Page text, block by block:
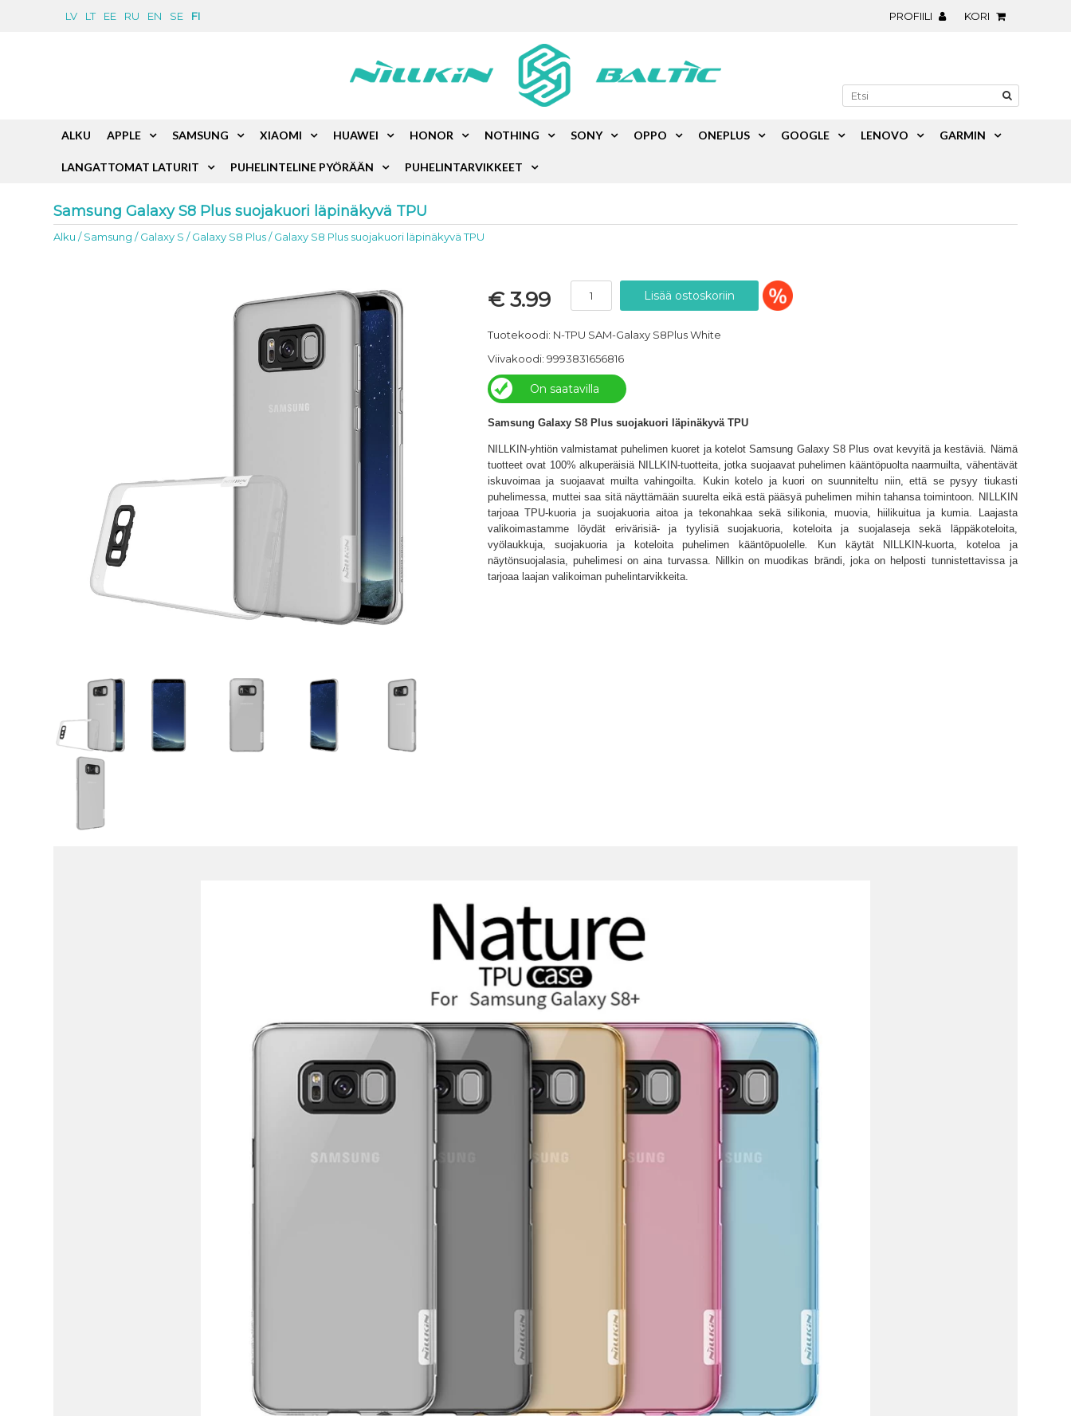
LV LT EE RU EN SE FI PROFIILI KORI
Samsung Galaxy S8 Plus suojakuori läpinäkyvä TPU
Alku /Samsung /Galaxy S /Galaxy S8 Plus/Galaxy S8 Plus suojakuori läpinäkyvä TPU
€ 3.99
Tuotekoodi: N-TPU SAM-Galaxy S8Plus White
Viivakoodi: 9993831656816
On saatavilla
Samsung Galaxy S8 Plus suojakuori läpinäkyvä TPU
NILLKIN-yhtiön valmistamat puhelimen kuoret ja kotelot Samsung Galaxy S8 Plus ovat kevyitä ja kestäviä. Nämä
tuotteet ovat 100% alkuperäisiä NILLKIN-tuotteita, jotka suojaavat puhelimen kääntöpuolta naarmuilta, vähentävät
iskuvoimaa ja suojaavat muilta vahingoilta. Kukin kotelo ja kuori on suunniteltu niin, että se pysyy tiukasti
puhelimessa, muttei saa sitä näyttämään suurelta eikä estä pääsyä puhelimen mihin tahansa toimintoon. NILLKIN
tarjoaa TPU-kuoria ja suojakuoria aitoa ja tekonahkaa sekä silikonia, muovia, hiilikuitua ja kumia. Laajasta
valikoimastamme löydät erivärisiä- ja tyylisiä suojakuoria, koteloita ja suojalaseja sekä läppäkoteloita,
vyölaukkuja, suojakuoria ja koteloita puhelimen kääntöpuolelle. Kun
käytät NILLKIN-kuorta, koteloa ja
näytönsuojalasia, puhelimesi on aina turvassa. Nillkin on muodikas brändi, joka on helposti tunnistettavissa ja
tarjoaa laajan valikoiman puhelintarvikkeita.
ALKU APPLE SAMSUNG XIAOMI HUAWEI HONOR NOTHING SONY OPPO ONEPLUS GOOGLE LENOVO GARMIN
LANGATTOMAT LATURIT PUHELINTELINE PYÖRÄÄN PUHELINTARVIKKEET